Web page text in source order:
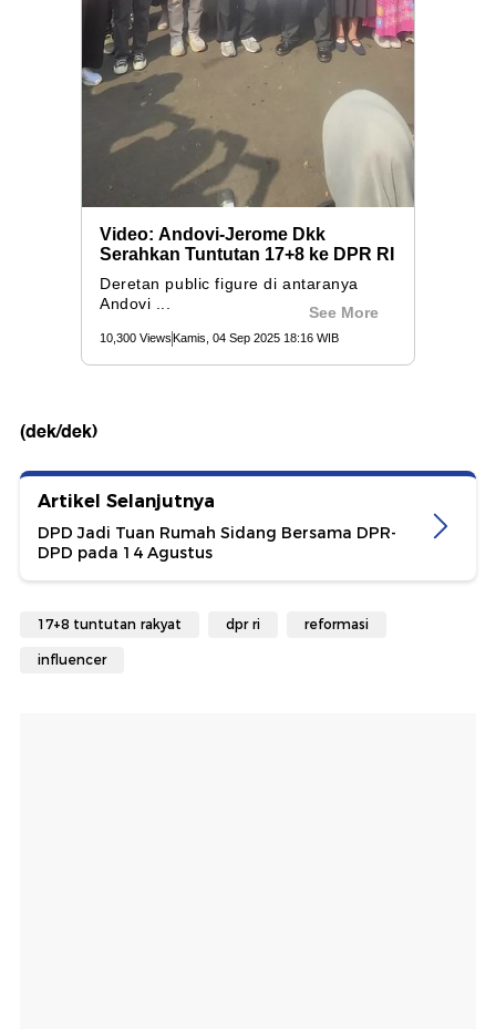
(dek/dek)
Artikel Selanjutnya
DPD Jadi Tuan Rumah Sidang Bersama DPR-
DPD pada 14 Agustus
17+8 tuntutan rakyat dpr ri reformasi
influencer